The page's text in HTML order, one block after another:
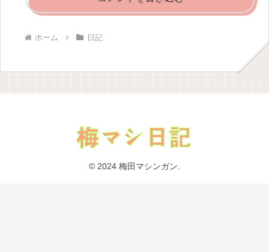
ホーム 日記
© 2024 梅田マシンガン.